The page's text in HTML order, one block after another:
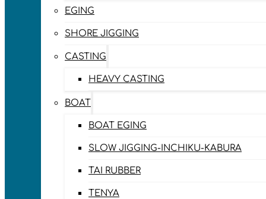
EGING
SHORE JIGGING
CASTING
HEAVY CASTING
BOAT
BOAT EGING
SLOW JIGGING-INCHIKU-KABURA
TAI RUBBER
TENYA